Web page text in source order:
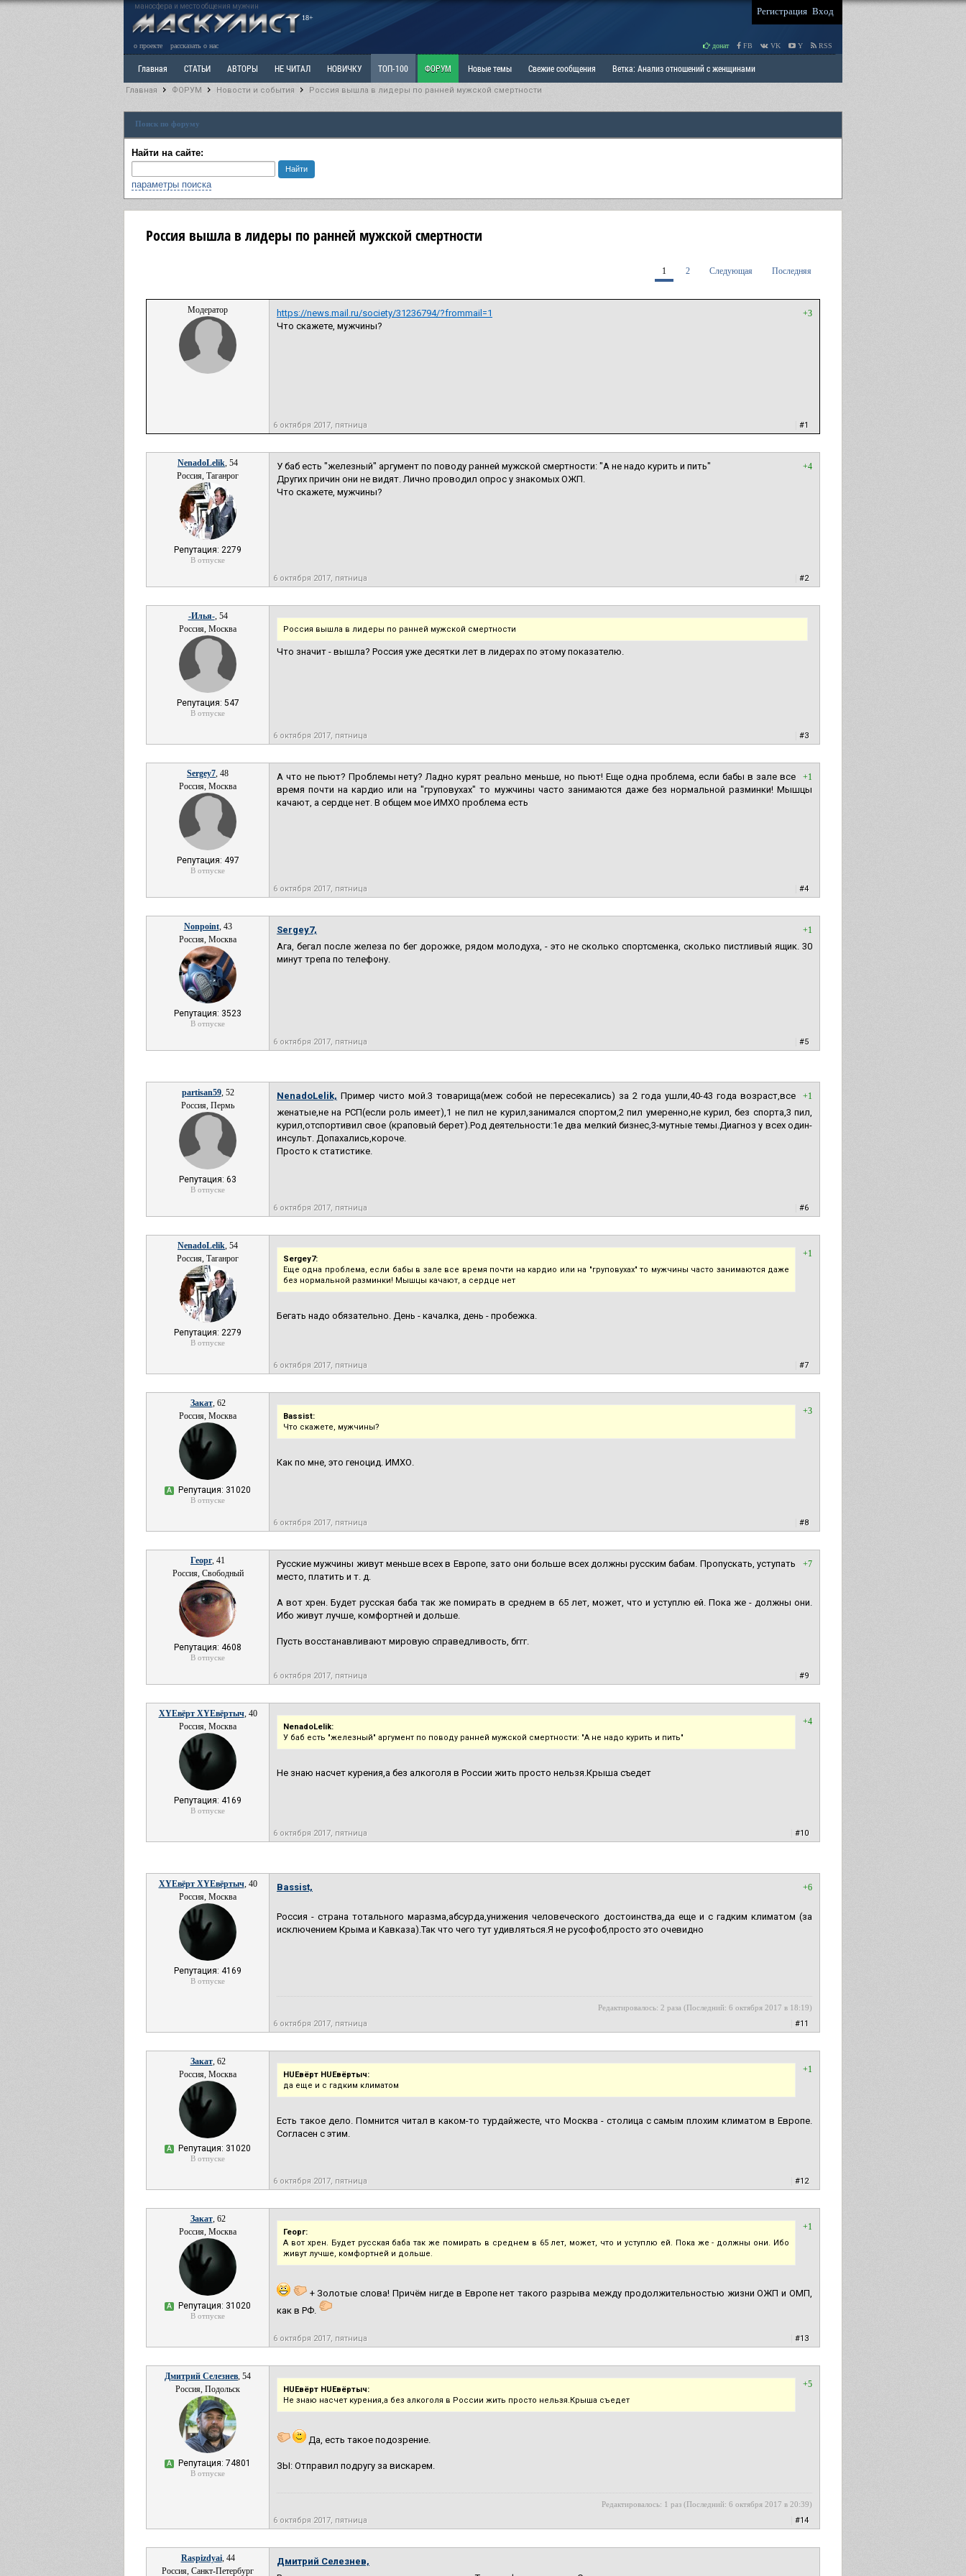
маносфера и место общения мужчин
18+
Регистрация Вход
о проекте рассказать о нас донат FB VK Y RSS
Главная СТАТЬИ АВТОРЫ НЕ ЧИТАЛ НОВИЧКУ ТОП-100 ФОРУМ Новые темы Свежие сообщения Ветка: Анализ отношений с женщинами
Ветка: Наболевшее. Выскажись! РАЗДЕЛ: Мы и Женщины
РАЗДЕЛ: Разное
Главная ФОРУМ Новости и события Россия вышла в лидеры по ранней мужской смертности
Поиск по форуму
Найти на сайте:
параметры поиска
Россия вышла в лидеры по ранней мужской смертности
1 2 Следующая Последняя
Модератор +3
https://news.mail.ru/society/31236794/?frommail=1
Что скажете, мужчины?
6 октября 2017, пятница #1
NenadoLelik, 54
Россия, Таганрог
Репутация: 2279
В отпуске
+4
У баб есть "железный" аргумент по поводу ранней мужской смертности: "А не надо курить и пить"
Других причин они не видят. Лично проводил опрос у знакомых ОЖП.
Что скажете, мужчины?
6 октября 2017, пятница #2
-Илья-, 54
Россия, Москва
Репутация: 547
В отпуске
Россия вышла в лидеры по ранней мужской смертности
Что значит - вышла? Россия уже десятки лет в лидерах по этому показателю.
6 октября 2017, пятница #3
Sergey7, 48
Россия, Москва
Репутация: 497
В отпуске
+1
А что не пьют? Проблемы нету? Ладно курят реально меньше, но пьют! Еще одна проблема, если бабы в зале все
время почти на кардио или на "груповухах" то мужчины часто занимаются даже без нормальной разминки! Мышцы
качают, а сердце нет. В общем мое ИМХО проблема есть
6 октября 2017, пятница #4
Nonpoint, 43
Россия, Москва
Репутация: 3523
В отпуске
+1
Sergey7,
Ага, бегал после железа по бег дорожке, рядом молодуха, - это не сколько спортсменка, сколько пистливый ящик. 30
минут трепа по телефону.
6 октября 2017, пятница #5
partisan59, 52
Россия, Пермь
Репутация: 63
В отпуске
+1
NenadoLelik, Пример чисто мой.3 товарища(меж собой не пересекались) за 2 года ушли,40-43 года возраст,все
женатые,не на РСП(если роль имеет),1 не пил не курил,занимался спортом,2 пил умеренно,не курил, без спорта,3 пил,
курил,отспортивил свое (краповый берет).Род деятельности:1е два мелкий бизнес,3-мутные темы.Диагноз у всех один-
инсульт. Допахались,короче.
Просто к статистике.
6 октября 2017, пятница #6
NenadoLelik, 54
Россия, Таганрог
Репутация: 2279
В отпуске
+1
Sergey7:
Еще одна проблема, если бабы в зале все время почти на кардио или на "груповухах" то мужчины часто занимаются даже
без нормальной разминки! Мышцы качают, а сердце нет
Бегать надо обязательно. День - качалка, день - пробежка.
6 октября 2017, пятница #7
Закат, 62
Россия, Москва
А Репутация: 31020
В отпуске
+3
Bassist:
Что скажете, мужчины?
Как по мне, это геноцид. ИМХО.
6 октября 2017, пятница #8
Георг, 41
Россия, Свободный
Репутация: 4608
В отпуске
+7
Русские мужчины живут меньше всех в Европе, зато они больше всех должны русским бабам. Пропускать, уступать
место, платить и т. д.
А вот хрен. Будет русская баба так же помирать в среднем в 65 лет, может, что и уступлю ей. Пока же - должны они.
Ибо живут лучше, комфортней и дольше.
Пусть восстанавливают мировую справедливость, бггг.
6 октября 2017, пятница #9
XYEвёрт XYEвёртыч, 40
Россия, Москва
Репутация: 4169
В отпуске
+4
NenadoLelik:
У баб есть "железный" аргумент по поводу ранней мужской смертности: "А не надо курить и пить"
Не знаю насчет курения,а без алкоголя в России жить просто нельзя.Крыша съедет
6 октября 2017, пятница #10
XYEвёрт XYEвёртыч, 40
Россия, Москва
Репутация: 4169
В отпуске
+6
Bassist,
Россия - страна тотального маразма,абсурда,унижения человеческого достоинства,да еще и с гадким климатом (за
исключением Крыма и Кавказа).Так что чего тут удивляться.Я не русофоб,просто это очевидно
Редактировалось: 2 раза (Последний: 6 октября 2017 в 18:19)
6 октября 2017, пятница #11
Закат, 62
Россия, Москва
А Репутация: 31020
В отпуске
+1
HUEвёрт HUEвёртыч:
да еще и с гадким климатом
Есть такое дело. Помнится читал в каком-то турдайжесте, что Москва - столица с самым плохим климатом в Европе.
Согласен с этим.
6 октября 2017, пятница #12
Закат, 62
Россия, Москва
А Репутация: 31020
В отпуске
+1
Георг:
А вот хрен. Будет русская баба так же помирать в среднем в 65 лет, может, что и уступлю ей. Пока же - должны они. Ибо
живут лучше, комфортней и дольше.
+ Золотые слова! Причём нигде в Европе нет такого разрыва между продолжительностью жизни ОЖП и ОМП,
как в РФ.
6 октября 2017, пятница #13
Дмитрий Селезнев, 54
Россия, Подольск
А Репутация: 74801
В отпуске
+5
HUEвёрт HUEвёртыч:
Не знаю насчет курения,а без алкоголя в России жить просто нельзя.Крыша съедет
Да, есть такое подозрение.
ЗЫ: Отправил подругу за вискарем.
Редактировалось: 1 раз (Последний: 6 октября 2017 в 20:39)
6 октября 2017, пятница #14
Raspizdyai, 44
Россия, Санкт-Петербург
Дмитрий Селезнев,